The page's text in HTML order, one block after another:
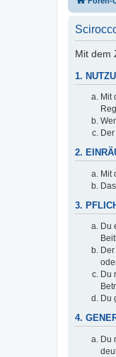
Mit dem
1.
Mit
2.
Mit
3.
Du
Du
Du
4.
Du